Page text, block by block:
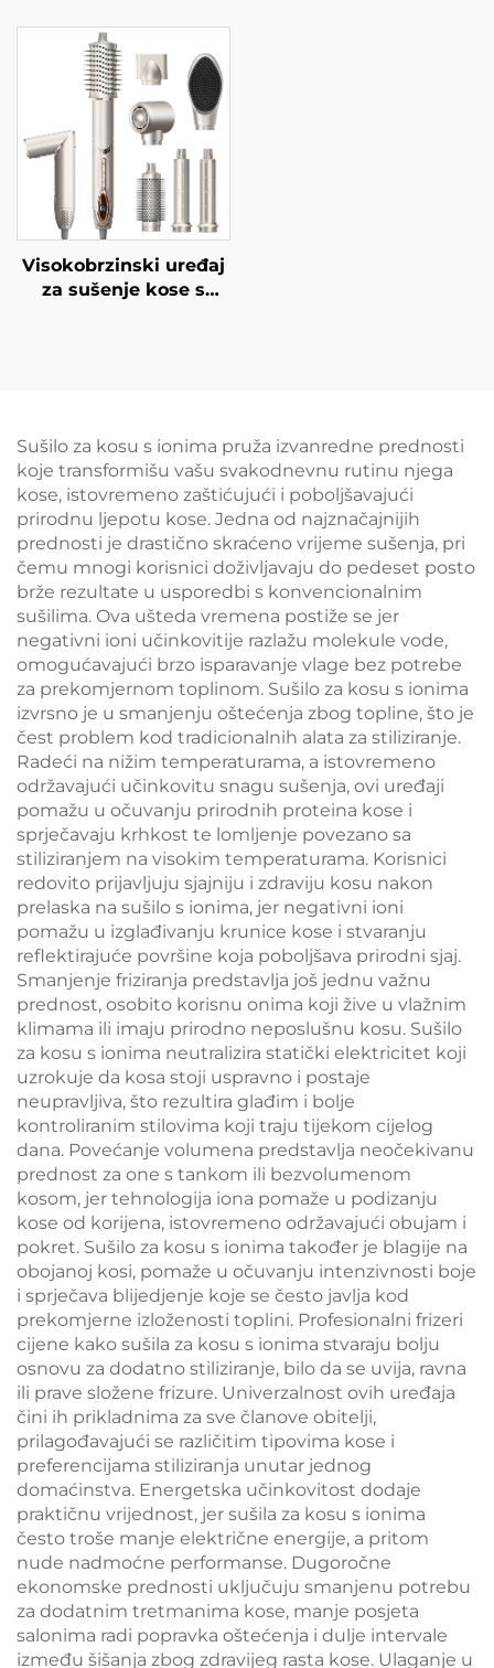
plazma 4 postavke
temperature lagana
minijaturna sušilica za
kosu
Visokobrzinski uređaj
za sušenje kose s
Sušilo za kosu s ionima pruža izvanredne prednosti
koje transformišu vašu svakodnevnu rutinu njega
kose, istovremeno zaštićujući i poboljšavajući
prirodnu ljepotu kose. Jedna od najznačajnijih
prednosti je drastično skraćeno vrijeme sušenja, pri
čemu mnogi korisnici doživljavaju do pedeset posto
brže rezultate u usporedbi s konvencionalnim
sušilima. Ova ušteda vremena postiže se jer
negativni ioni učinkovitije razlažu molekule vode,
omogućavajući brzo isparavanje vlage bez potrebe
za prekomjernom toplinom. Sušilo za kosu s ionima
izvrsno je u smanjenju oštećenja zbog topline, što je
čest problem kod tradicionalnih alata za stiliziranje.
Radeći na nižim temperaturama, a istovremeno
održavajući učinkovitu snagu sušenja, ovi uređaji
pomažu u očuvanju prirodnih proteina kose i
sprječavaju krhkost te lomljenje povezano sa
stiliziranjem na visokim temperaturama. Korisnici
redovito prijavljuju sjajniju i zdraviju kosu nakon
prelaska na sušilo s ionima, jer negativni ioni
pomažu u izglađivanju krunice kose i stvaranju
reflektirajuće površine koja poboljšava prirodni sjaj.
Smanjenje friziranja predstavlja još jednu važnu
prednost, osobito korisnu onima koji žive u vlažnim
klimama ili imaju prirodno neposlušnu kosu. Sušilo
za kosu s ionima neutralizira statički elektricitet koji
uzrokuje da kosa stoji uspravno i postaje
neupravljiva, što rezultira glađim i bolje
kontroliranim stilovima koji traju tijekom cijelog
dana. Povećanje volumena predstavlja neočekivanu
prednost za one s tankom ili bezvolumenom
kosom, jer tehnologija iona pomaže u podizanju
kose od korijena, istovremeno održavajući obujam i
pokret. Sušilo za kosu s ionima također je blagije na
obojanoj kosi, pomaže u očuvanju intenzivnosti boje
i sprječava blijedjenje koje se često javlja kod
prekomjerne izloženosti toplini. Profesionalni frizeri
cijene kako sušila za kosu s ionima stvaraju bolju
osnovu za dodatno stiliziranje, bilo da se uvija, ravna
ili prave složene frizure. Univerzalnost ovih uređaja
čini ih prikladnima za sve članove obitelji,
prilagođavajući se različitim tipovima kose i
preferencijama stiliziranja unutar jednog
domaćinstva. Energetska učinkovitost dodaje
praktičnu vrijednost, jer sušila za kosu s ionima
često troše manje električne energije, a pritom
nude nadmoćne performanse. Dugoročne
ekonomske prednosti uključuju smanjenu potrebu
za dodatnim tretmanima kose, manje posjeta
salonima radi popravka oštećenja i dulje intervale
između šišanja zbog zdravijeg rasta kose. Ulaganje u